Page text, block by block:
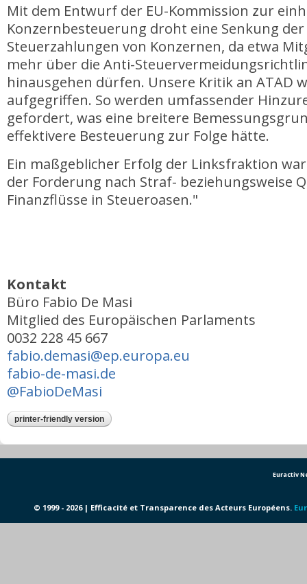
Mit dem Entwurf der EU-Kommission zur
Konzernbesteuerung droht eine Senkung
Steuerzahlungen von Konzernen, da etwa
mehr über die Anti-
hinausgehen dürfen. Unsere Kritik an ATAD
aufgegriffen. So werden umfassender
gefordert, was eine breitere
effektivere Besteuerung zur Folge hätte.
Ein maßgeblicher Erfolg der Linksfraktion
der Forderung nach Straf- beziehungsweise
Finanzflüsse in Steueroasen."
Kontakt
Büro Fabio De Masi
Mitglied des Europäischen Parlaments
0032 228 45 667
fabio.demasi@ep.europa.eu
fabio-de-masi.de
@FabioDeMasi
printer-friendly version
Euractiv
© 1999 - 2026 | Efficacité et Transparence des Acteurs Européens.